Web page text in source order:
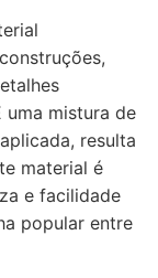
uma mistura de
resulta
material é
e facilidade
popular entre